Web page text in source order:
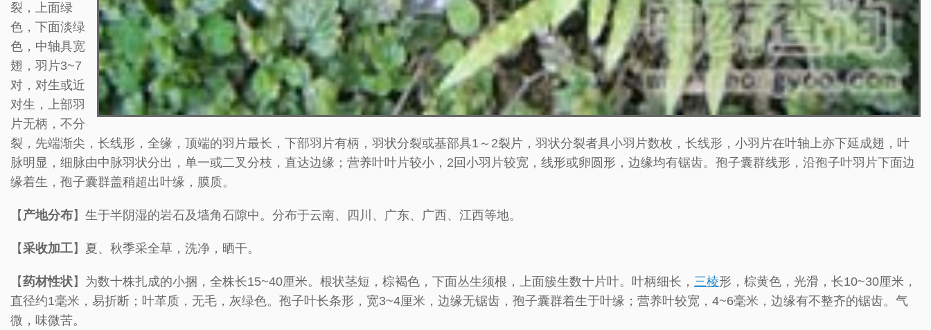
裂，上面绿
色，下面淡绿
色，中轴具宽
翅，羽片3~7
对，对生或近
对生，上部羽
片无柄，不分
裂，先端渐尖，长线形，全缘，顶端的羽片最长，下部羽片有柄，羽状分裂或基部具1～2裂片，羽状分裂者具小羽片数枚，长线形，小羽片在叶轴上亦下延成翅，叶
脉明显，细脉由中脉羽状分出，单一或二叉分枝，直达边缘；营养叶叶片较小，2回小羽片较宽，线形或卵圆形，边缘均有锯齿。孢子囊群线形，沿孢子叶羽片下面边
缘着生，孢子囊群盖稍超出叶缘，膜质。
【 产地分布】生于半阴湿的岩石及墙角石隙中。分布于云南、四川、广东、广西、江西等地。
【采收加工】夏、秋季采全草，洗净，晒干。
【药材性状】为数十株扎成的小捆，全株长15~40厘米。根状茎短，棕褐色，下面丛生须根，上面簇生数十片叶。叶柄细长， 三棱形，棕黄色，光滑，长10~30厘米，
直径约1毫米，易折断；叶革质，无毛，灰绿色。孢子叶长条形，宽3~4厘米，边缘无锯齿，孢子囊群着生于叶缘；营养叶较宽，4~6毫米，边缘有不整齐的锯齿。气
微，味微苦。